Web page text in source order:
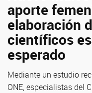
aporte
elaboración
científicos
esperado
Mediante un estudio
ONE, especialistas del